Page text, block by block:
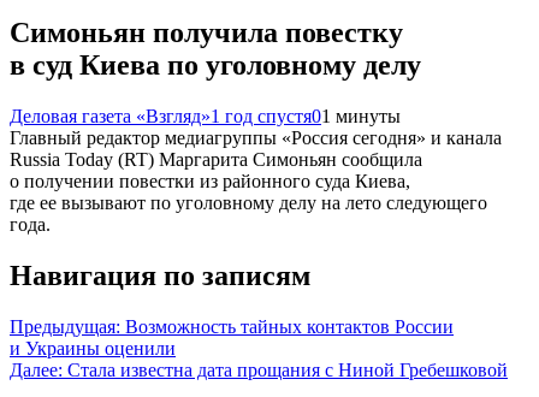
Симоньян получила повестку
в суд Киева по уголовному делу
Деловая газета «Взгляд»1 год спустя01 минуты
Главный редактор медиагруппы «Россия сегодня» и канала
Russia Today (RT) Маргарита Симоньян сообщила
о получении повестки из районного суда Киева,
где ее вызывают по уголовному делу на лето следующего
года.
Навигация по записям
Предыдущая: Возможность тайных контактов России
и Украины оценили
Далее: Стала известна дата прощания с Ниной Гребешковой